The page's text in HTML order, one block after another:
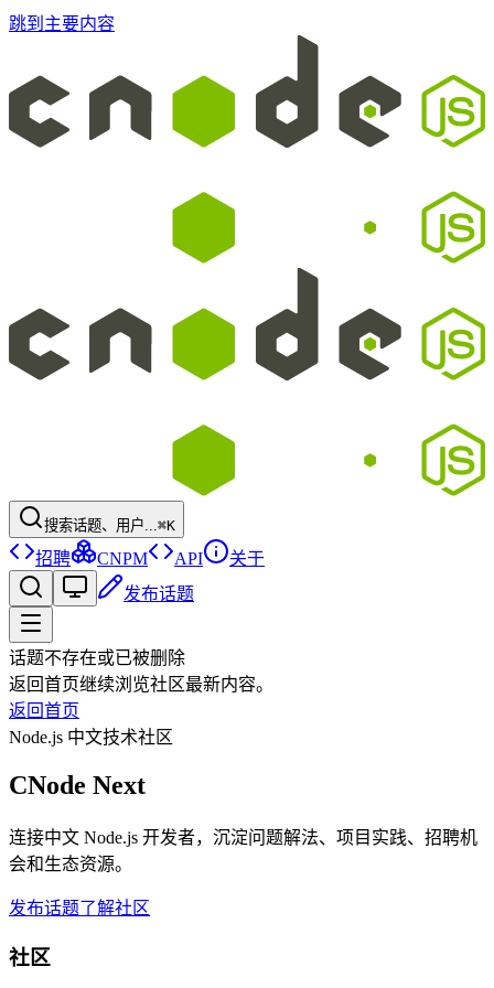
跳到主要内容
搜索话题、用户...⌘K
招聘 CNPM API
关于
发布话题
话题不存在或已被删除
返回首页继续浏览社区最新内容。
返回首页
Node.js 中文技术社区
CNode Next
连接中文 Node.js 开发者，沉淀问题解法、项目实践、招聘机
会和生态资源。
发布话题了解社区
社区